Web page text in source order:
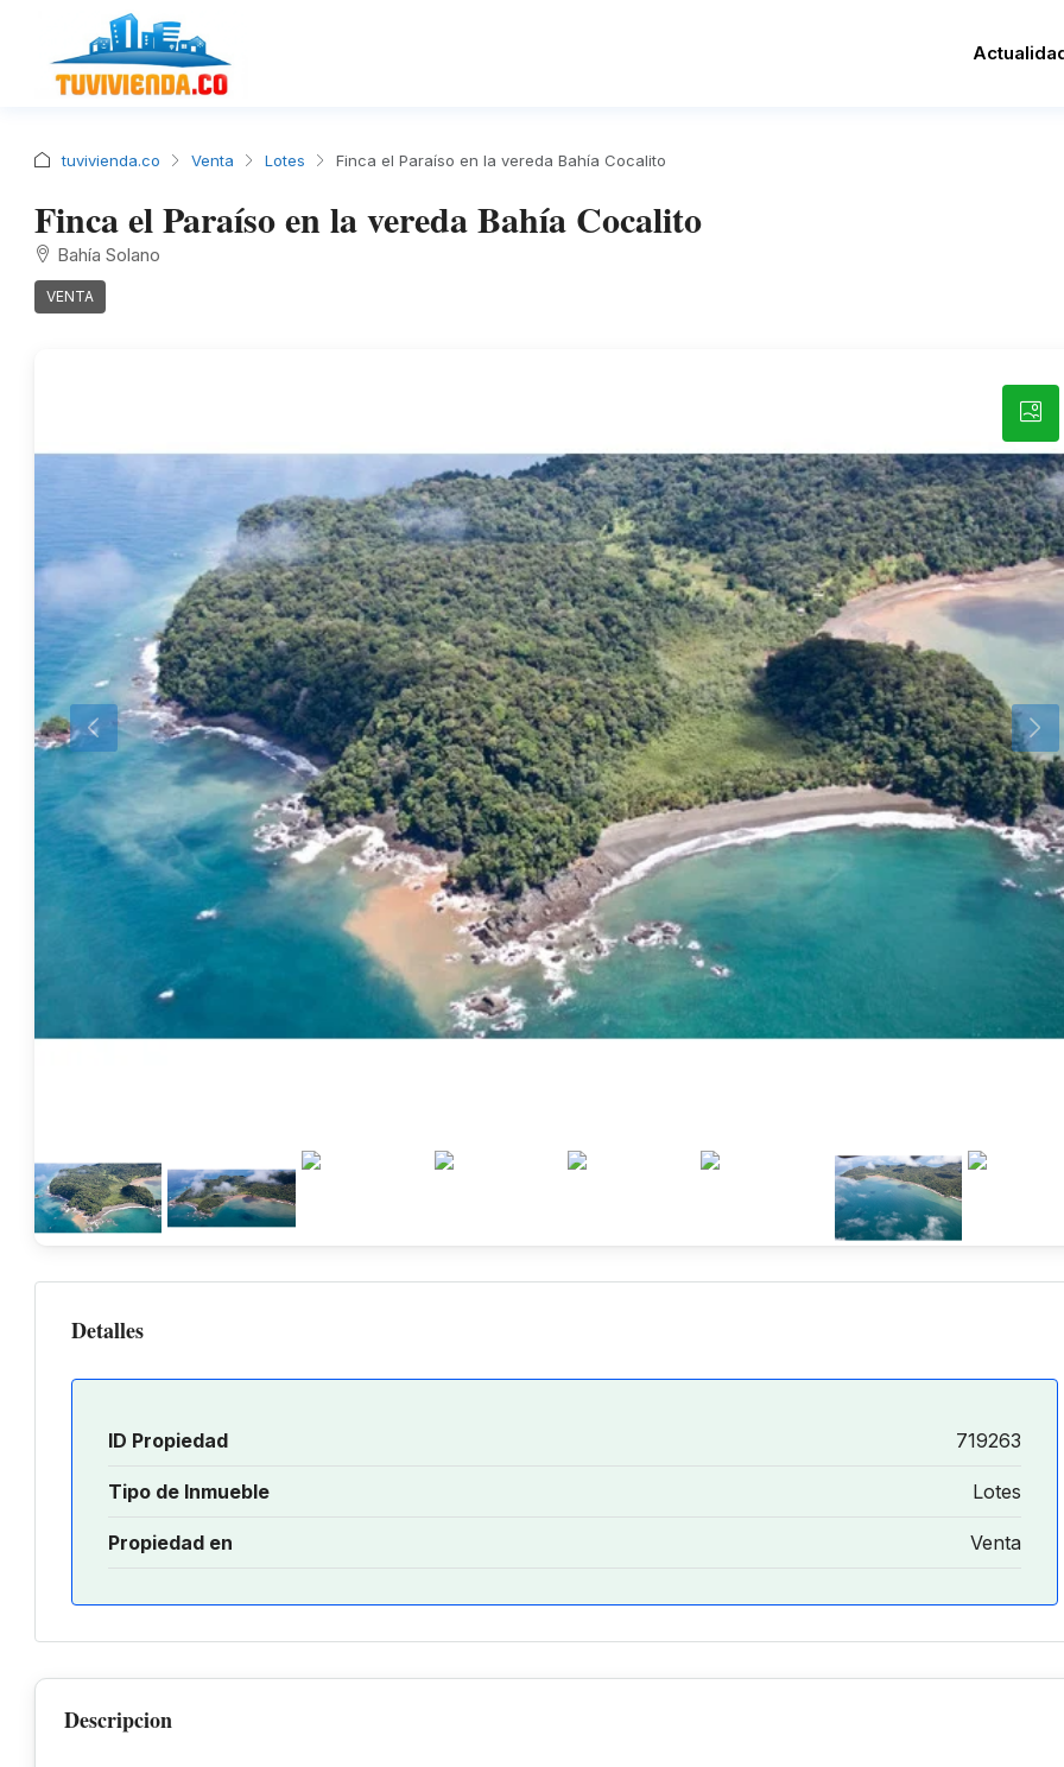
tuvivienda.co Venta Lotes Finca el Paraíso en la vereda Bahía Cocalito
Finca el Paraíso en la vereda Bahía Cocalito
Bahía Solano
VENTA
Detalles
ID Propiedad 719263
Tipo de Inmueble Lotes
Propiedad en Venta
Descripcion